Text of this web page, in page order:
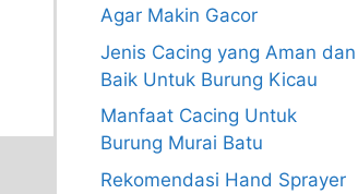
Agar Makin Gacor
Jenis Cacing yang Aman dan
Baik Untuk Burung Kicau
Manfaat Cacing Untuk
Burung Murai Batu
Rekomendasi Hand Sprayer